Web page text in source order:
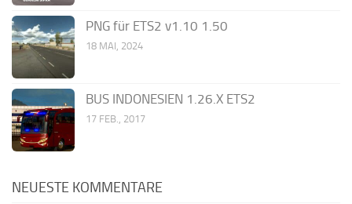
PNG für ETS2 v1.10 1.50
18 MAI, 2024
BUS INDONESIEN 1.26.X ETS2
17 FEB., 2017
NEUESTE KOMMENTARE